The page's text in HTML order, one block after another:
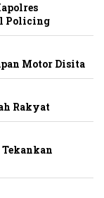
Policing
Motor Disita
Rakyat